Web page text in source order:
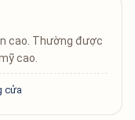
cao. Thường được
cao.
cửa